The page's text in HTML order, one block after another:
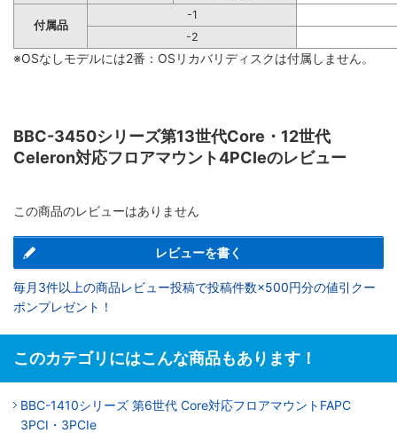
付属品
-1
-2
※OSなしモデルには2番：OSリカバリディスクは付属しません。
BBC-3450シリーズ第13世代Core・12世代
Celeron対応フロアマウント4PCIeのレビュー
この商品のレビューはありません
レビューを書く
毎月3件以上の商品レビュー投稿で投稿件数×500円分の値引クー
ポンプレゼント！
このカテゴリにはこんな商品もあります！
BBC-1410シリーズ 第6世代 Core対応フロアマウントFAPC
3PCI・3PCIe